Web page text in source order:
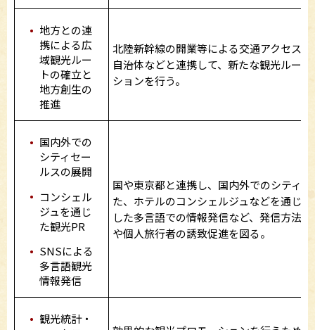
地方との連
携による広
域観光ルー
トの確立と
地方創生の
推進
北陸新幹線の開業等による交通アクセス
自治体などと連携して、新たな観光ルー
ションを行う。
国内外での
シティセー
ルスの展開
コンシェル
ジュを通じ
た観光PR
SNSによる
多言語観光
情報発信
国や東京都と連携し、国内外でのシティ
た、ホテルのコンシェルジュなどを通じ
した多言語での情報発信など、発信方法
や個人旅行者の誘致促進を図る。
観光統計・